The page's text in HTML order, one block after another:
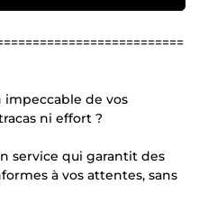
impeccable de vos
ni effort ?
service qui garantit des
à vos attentes, sans